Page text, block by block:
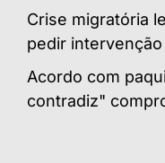
Crise migratória
pedir
Acordo com
contradiz"